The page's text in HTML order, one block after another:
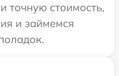
точную стоимость,
и займемся